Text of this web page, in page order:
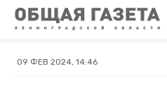
09 ФЕВ 2024, 14:46